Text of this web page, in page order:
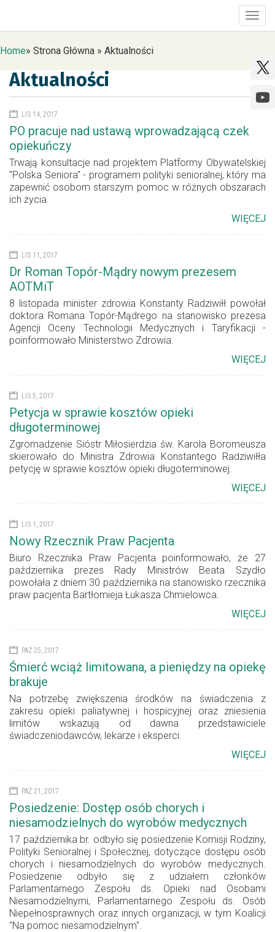
Home» Strona Główna » Aktualności
Aktualności
LIS 14, 2017
PO pracuje nad ustawą wprowadzającą czek
opiekuńczy
Trwają konsultacje nad projektem Platformy Obywatelskiej
"Polska Seniora" - programem polityki senioralnej, który ma
zapewnić osobom starszym pomoc w różnych obszarach
ich życia.
WIĘCEJ
LIS 11, 2017
Dr Roman Topór-Mądry nowym prezesem
AOTMiT
8 listopada minister zdrowia Konstanty Radziwiłł powołał
doktora Romana Topór-Mądrego na stanowisko prezesa
Agencji Oceny Technologii Medycznych i Taryfikacji -
poinformowało Ministerstwo Zdrowia.
WIĘCEJ
LIS 5, 2017
Petycja w sprawie kosztów opieki
długoterminowej
Zgromadzenie Sióstr Miłosierdzia św. Karola Boromeusza
skierowało do Ministra Zdrowia Konstantego Radziwiłła
petycję w sprawie kosztów opieki długoterminowej.
WIĘCEJ
LIS 1, 2017
Nowy Rzecznik Praw Pacjenta
Biuro Rzecznika Praw Pacjenta poinformowało, że 27
października prezes Rady Ministrów Beata Szydło
powołała z dniem 30 października na stanowisko rzecznika
praw pacjenta Bartłomieja Łukasza Chmielowca.
WIĘCEJ
PAŹ 25, 2017
Śmierć wciąż limitowana, a pieniędzy na opiekę
brakuje
Na potrzebę zwiększenia środków na świadczenia z
zakresu opieki paliatywnej i hospicyjnej oraz zniesienia
limitów wskazują od dawna przedstawiciele
świadczeniodawców, lekarze i eksperci.
WIĘCEJ
PAŹ 21, 2017
Posiedzenie: Dostęp osób chorych i
niesamodzielnych do wyrobów medycznych
17 października br. odbyło się posiedzenie Komisji Rodziny,
Polityki Senioralnej i Społecznej, dotyczące dostępu osób
chorych i niesamodzielnych do wyrobów medycznych.
Posiedzenie odbyło się z udziałem członków
Parlamentarnego Zespołu ds. Opieki nad Osobami
Niesamodzielnymi, Parlamentarnego Zespołu ds. Osób
Niepełnosprawnych oraz innych organizacji, w tym Koalicji
"Na pomoc niesamodzielnym".